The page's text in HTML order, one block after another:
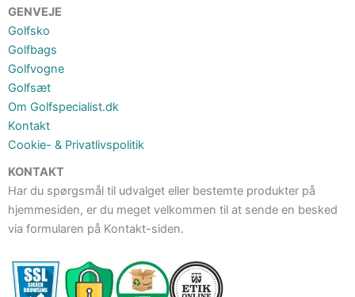
GENVEJE
Golfsko
Golfbags
Golfvogne
Golfsæt
Om Golfspecialist.dk
Kontakt
Cookie- & Privatlivspolitik
KONTAKT
Har du spørgsmål til udvalget eller bestemte produkter på
hjemmesiden, er du meget velkommen til at sende en besked
via formularen på Kontakt-siden.